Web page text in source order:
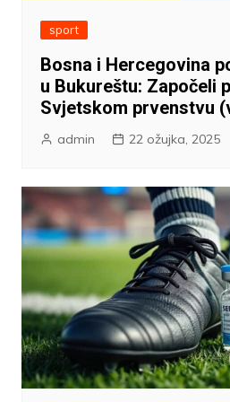
sport
Bosna i Hercegovina
u Bukureštu: Započeli
Svjetskom prvenstvu
admin 22 ožujka, 2025